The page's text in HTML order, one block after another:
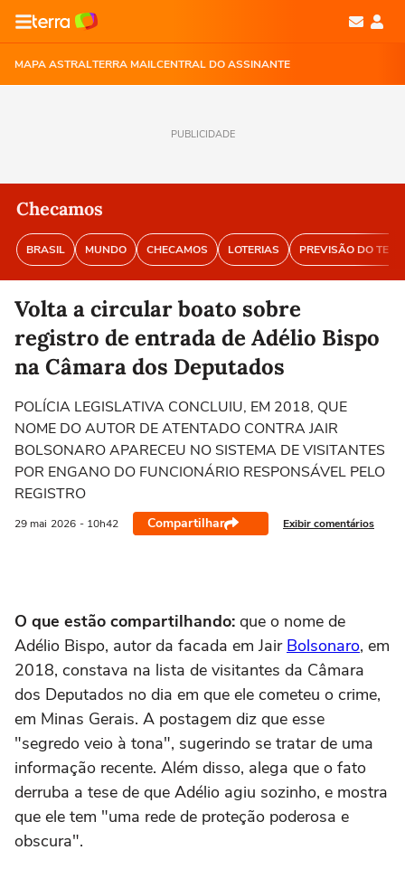
MAPA ASTRALTERRA MAILCENTRAL DO ASSINANTE
PUBLICIDADE
Checamos
BRASIL MUNDO CHECAMOS LOTERIAS PREVISÃO DO
Volta a circular boato sobre
registro de entrada de Adélio Bispo
na Câmara dos Deputados
POLÍCIA LEGISLATIVA CONCLUIU, EM 2018, QUE
NOME DO AUTOR DE ATENTADO CONTRA JAIR
BOLSONARO APARECEU NO SISTEMA DE VISITANTES
POR ENGANO DO FUNCIONÁRIO RESPONSÁVEL PELO
REGISTRO
29 mai 2026 - 10h42 Compartilhar Exibir comentários
O que estão compartilhando: que o nome de
Adélio Bispo, autor da facada em Jair Bolsonaro, em
2018, constava na lista de visitantes da Câmara
dos Deputados no dia em que ele cometeu o crime,
em Minas Gerais. A postagem diz que esse
"segredo veio à tona", sugerindo se tratar de uma
informação recente. Além disso, alega que o fato
derruba a tese de que Adélio agiu sozinho, e mostra
que ele tem "uma rede de proteção poderosa e
obscura".